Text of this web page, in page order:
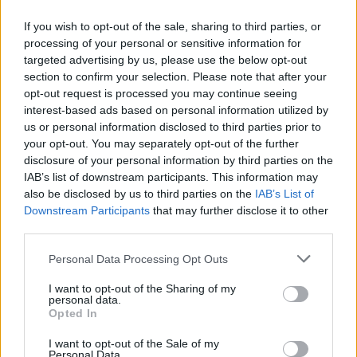
If you wish to opt-out of the sale, sharing to third parties, or
processing of your personal or sensitive information for
targeted advertising by us, please use the below opt-out
section to confirm your selection. Please note that after your
opt-out request is processed you may continue seeing
interest-based ads based on personal information utilized by
us or personal information disclosed to third parties prior to
your opt-out. You may separately opt-out of the further
disclosure of your personal information by third parties on the
IAB’s list of downstream participants. This information may
also be disclosed by us to third parties on the IAB’s List of
Downstream Participants that may further disclose it to other
Personal Data Processing Opt Outs
I want to opt-out of the Sharing of my
personal data.
Opted In
I want to opt-out of the Sale of my
Tisícům zraněných a
nemocných holubů má v
budoucnu pomoci nové
rehabilitační centrum, které
vzniká u Brna. Jeho součástí
bude specializované zázemí pro léčbu a rekonvalescenci,
karanténní zóna a venkovní voliéry pro holuby, kteří se kvůli
zdravotnímu stavu již nemohou vrátit do volné přírody, uvedla
nezisková organizace Institut na ochranu holubů, která za
projektem stojí.
V Kutné Hoře začínají rozsáhlé úpravy koryta říčky
V Kutné Hoře začínají rozsáhlé
úpravy koryta říčky Vrchlice v
centru města. Hlavní stavební
práce začnou na konci srpna,
lepší ochranu před povodní, vyjde téměř na 100 milionů korun bez